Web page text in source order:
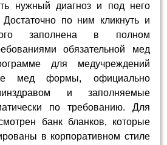
нужный диагноз и под него
Достаточно по ним кликнуть и
заполнена в полном
обязательной мед
для медучреждений
мед формы, официально
и заполняемые
по требованию. Для
банк бланков, которые
в корпоративном стиле